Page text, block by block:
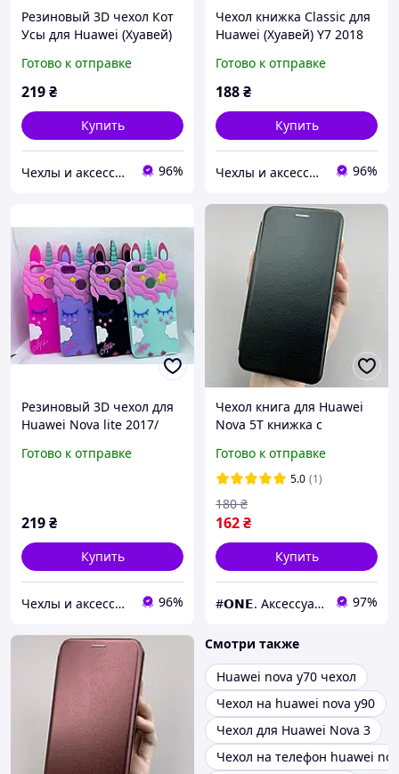
Резиновый 3D чехол Кот
Усы для Huawei (Хуавей)
Готово к отправке
219₴
Купить
Чехлы и аксессуары | Mob4 96%
Чехол книжка Classic для
Huawei (Хуавей) Y7 2018
Готово к отправке
188₴
Купить
Чехлы и аксессуары | Mob4 96%
Резиновый 3D чехол для
Huawei Nova lite 2017/
Единорог
Готово к отправке
219₴
Купить
Чехлы и аксессуары | Mob4 96%
Чехол книга для Huawei
Nova 5T книжка с
хуавей нова 5т черная
stn
Готово к отправке
5.0 (1)
162₴
180 ₴
Купить
#𝗢𝗡𝗘. Аксессуары к смартфонам 97%
Смотри также
Huawei nova y70 чехол
Чехол на huawei nova y90
Чехол для Huawei Nova 3
Чехол на телефон huawei